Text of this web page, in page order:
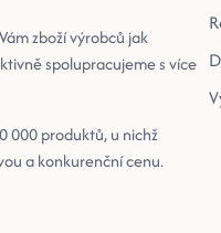
zboží výrobců jak
spolupracujeme s více
000 produktů, u nichž
a konkurenční cenu.